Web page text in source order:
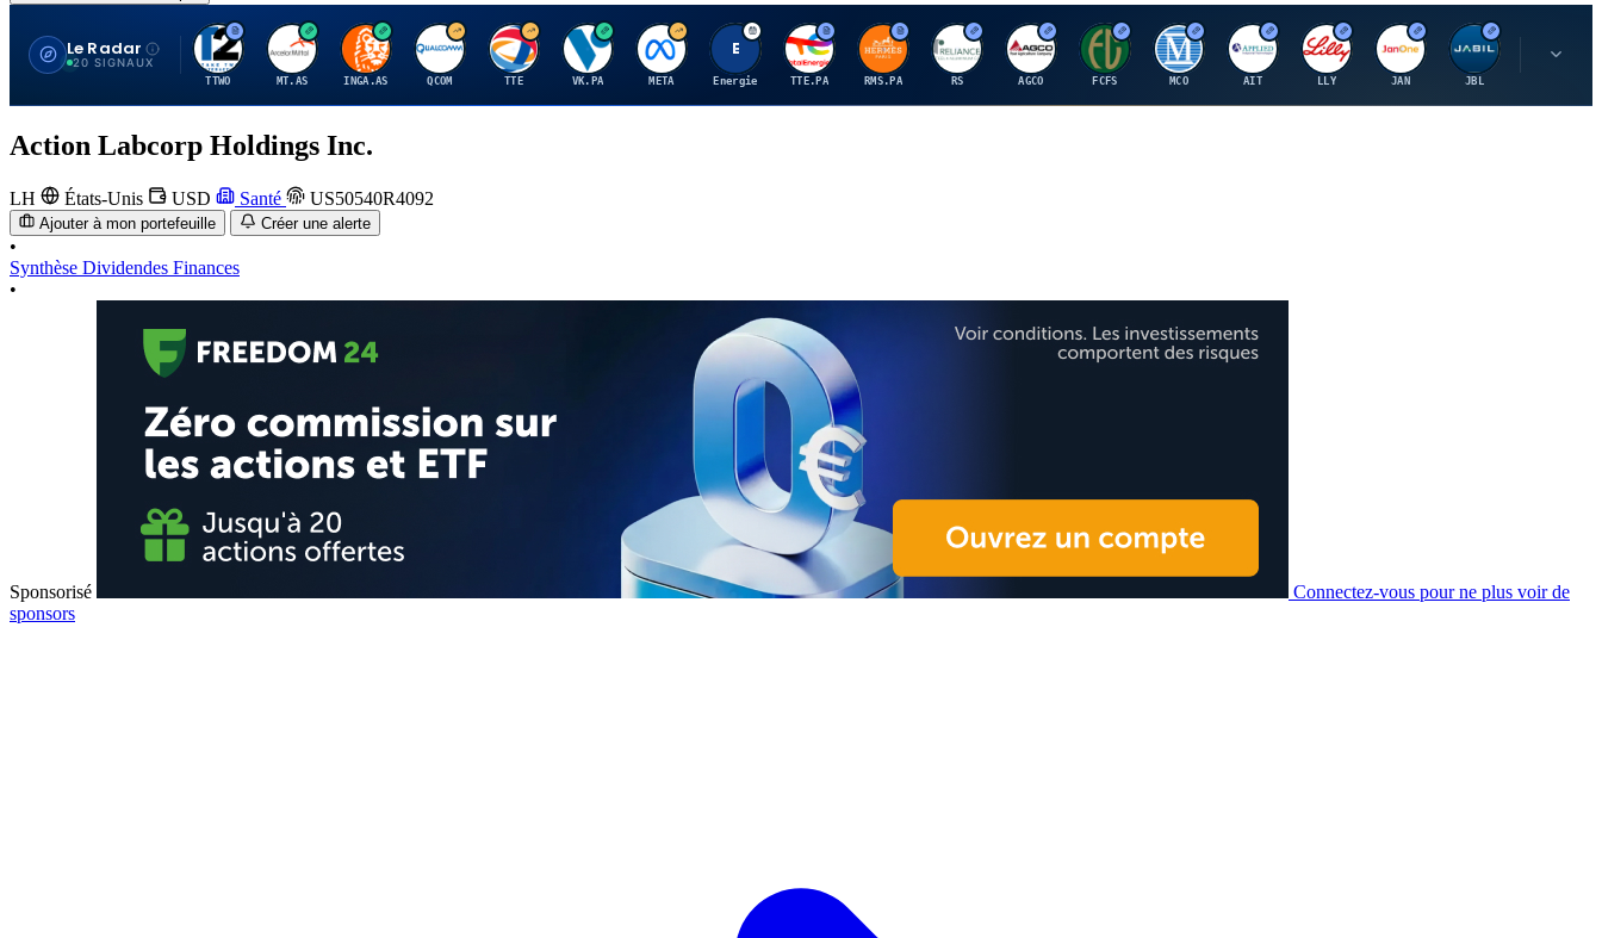
Le Radar
20 SIGNAUX
T
TTWO
A
MT.AS
I
INGA.AS
Q
QCOM
T
TTE
V
VK.PA
M
META
E
Energie
T
TTE.PA
H
RMS.PA
R
RS
A
AGCO
F
FCFS
M
MCO
A
AIT
E
LLY
J
JAN
J
JBL
P
Action Labcorp Holdings Inc.
LH États-Unis USD Santé US50540R4092
Ajouter à mon portefeuille Créer une alerte
•
Synthèse Dividendes Finances
•
Sponsorisé
Connectez-vous pour ne plus voir de
sponsors